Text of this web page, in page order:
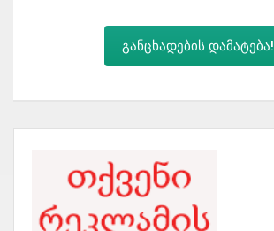
განცხადების დამატება!